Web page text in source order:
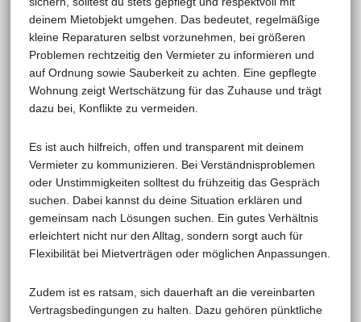
deinem Mietobjekt umgehen. Das bedeutet, regelmäßige
kleine Reparaturen selbst vorzunehmen, bei größeren
Problemen rechtzeitig den Vermieter zu informieren und
auf Ordnung sowie Sauberkeit zu achten. Eine gepflegte
Wohnung zeigt Wertschätzung für das Zuhause und trägt
dazu bei, Konflikte zu vermeiden.
Es ist auch hilfreich, offen und transparent mit deinem
Vermieter zu kommunizieren. Bei Verständnisproblemen
oder Unstimmigkeiten solltest du frühzeitig das Gespräch
suchen. Dabei kannst du deine Situation erklären und
gemeinsam nach Lösungen suchen. Ein gutes Verhältnis
erleichtert nicht nur den Alltag, sondern sorgt auch für
Flexibilität bei Mietverträgen oder möglichen Anpassungen.
Zudem ist es ratsam, sich dauerhaft an die vereinbarten
Vertragsbedingungen zu halten. Dazu gehören pünktliche